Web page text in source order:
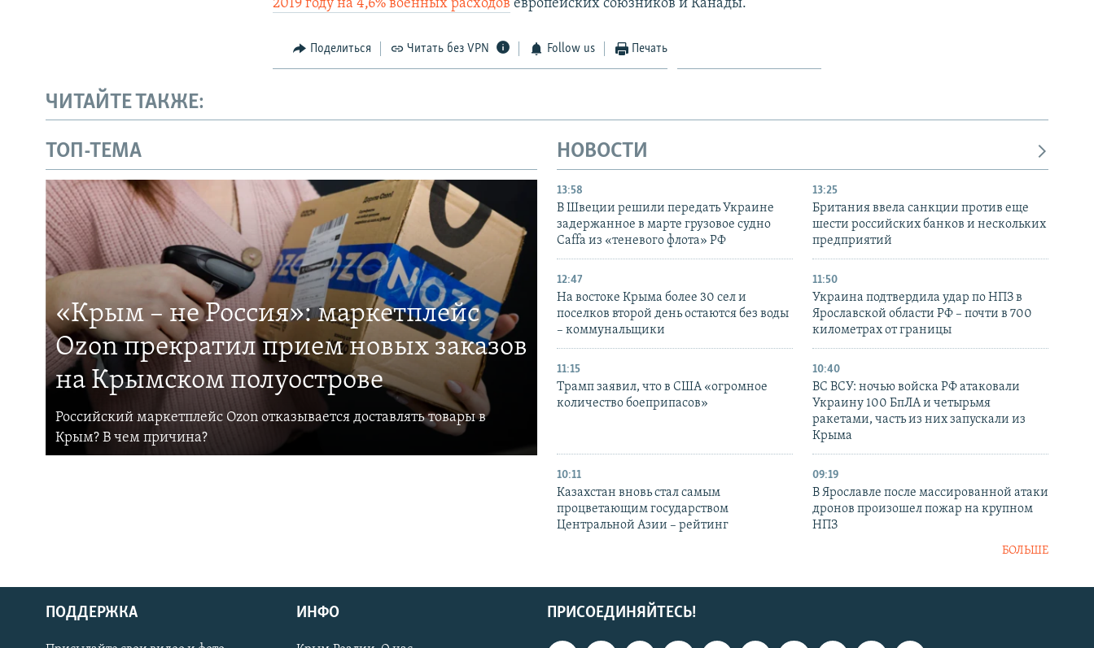
2019 году на 4,6% военных расходов европейских союзников и Канады.
Поделиться Читать без VPN Follow us Печать
ЧИТАЙТЕ ТАКЖЕ:
ТОП-ТЕМА
«Крым – не Россия»: маркетплейс
Ozon прекратил прием новых заказов
на Крымском полуострове
Российский маркетплейс Ozon отказывается доставлять товары в
Крым? В чем причина?
НОВОСТИ
13:58
В Швеции решили передать Украине
задержанное в марте грузовое судно
Caffa из «теневого флота» РФ
13:25
Британия ввела санкции против еще
шести российских банков и нескольких
предприятий
12:47
На востоке Крыма более 30 сел и
поселков второй день остаются без воды
– коммунальщики
11:50
Украина подтвердила удар по НПЗ в
Ярославской области РФ – почти в 700
километрах от границы
11:15
Трамп заявил, что в США «огромное
количество боеприпасов»
10:40
ВС ВСУ: ночью войска РФ атаковали
Украину 100 БпЛА и четырьмя
ракетами, часть из них запускали из
Крыма
10:11
Казахстан вновь стал самым
процветающим государством
Центральной Азии – рейтинг
09:19
В Ярославле после массированной атаки
дронов произошел пожар на крупном
НПЗ
БОЛЬШЕ
ПРИСОЕДИНЯЙТЕСЬ!
ПОДДЕРЖКА ИНФО